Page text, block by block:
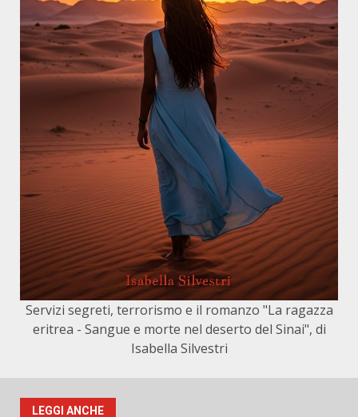
Servizi segreti, terrorismo e il romanzo "La ragazza
eritrea - Sangue e morte nel deserto del Sinai", di
Isabella Silvestri
LEGGI ANCHE